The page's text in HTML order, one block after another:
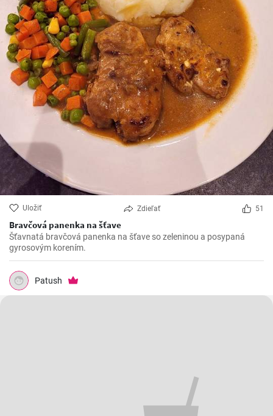
Uložiť Zdieľať 51
Bravčová panenka na šťave
Šťavnatá bravčová panenka na šťave so zeleninou a posypaná
gyrosovým korením.
Patush